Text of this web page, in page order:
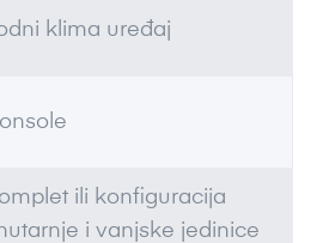
klima uređaj
ili konfiguracija
i vanjske jedinice